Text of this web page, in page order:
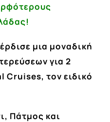
μια μοναδική
για 2
Cruises, τον ειδικό
Πάτμος και